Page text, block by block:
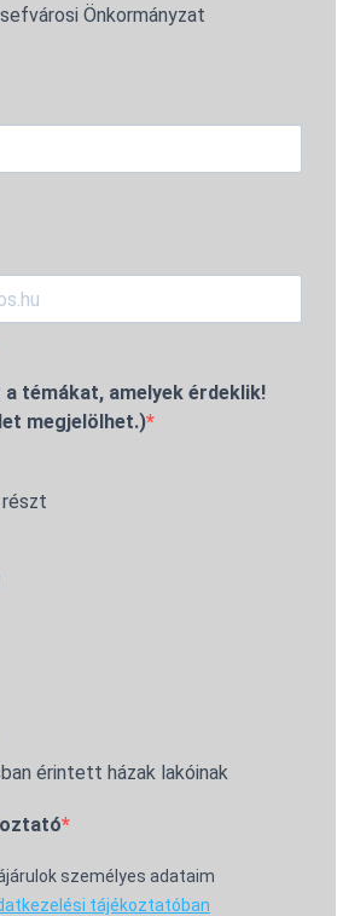
Önkormányzat
témákat, amelyek érdeklik!
megjelölhet.)
részt
érintett házak lakóinak
személyes adataim
tájékoztatóban